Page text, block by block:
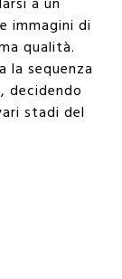
immagini di
qualità.
sequenza
decidendo
stadi del